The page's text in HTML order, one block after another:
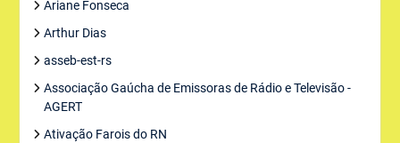
Ariane Fonseca
Arthur Dias
asseb-est-rs
Associação Gaúcha de Emissoras de Rádio e Televisão -
AGERT
Ativação Farois do RN